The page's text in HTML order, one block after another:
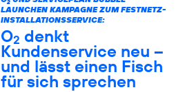
2
LAUNCHEN KAMPAGNE ZUM FESTNETZ-
INSTALLATIONSSERVICE:
O2 denkt
Kundenservice neu –
und lässt einen Fisch
für sich sprechen